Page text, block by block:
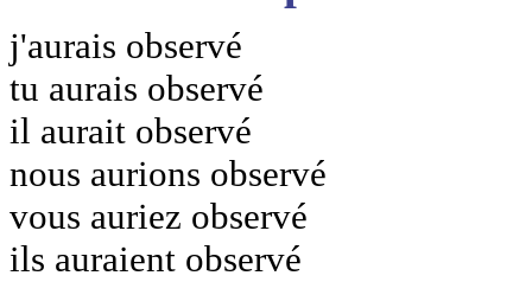
j'aurais observé
tu aurais observé
il aurait observé
nous aurions observé
vous auriez observé
ils auraient observé